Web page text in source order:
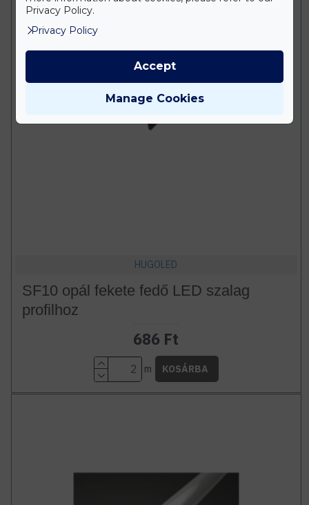
HUGOLED
SF10 opál fekete fedő LED szalag
profilhoz
686 Ft
m KOSÁRBA
Privacy Policy.
Privacy Policy
Manage Cookies
Accept